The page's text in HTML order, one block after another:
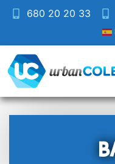
680 20 20 33